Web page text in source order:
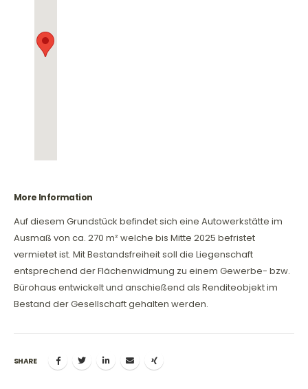
More Information
Auf diesem Grundstück befindet sich eine Autowerkstätte im
Ausmaß von ca. 270 m² welche bis Mitte 2025 befristet
vermietet ist. Mit Bestandsfreiheit soll die Liegenschaft
entsprechend der Flächenwidmung zu einem Gewerbe- bzw.
Bürohaus entwickelt und anschießend als Renditeobjekt im
Bestand der Gesellschaft gehalten werden.
SHARE